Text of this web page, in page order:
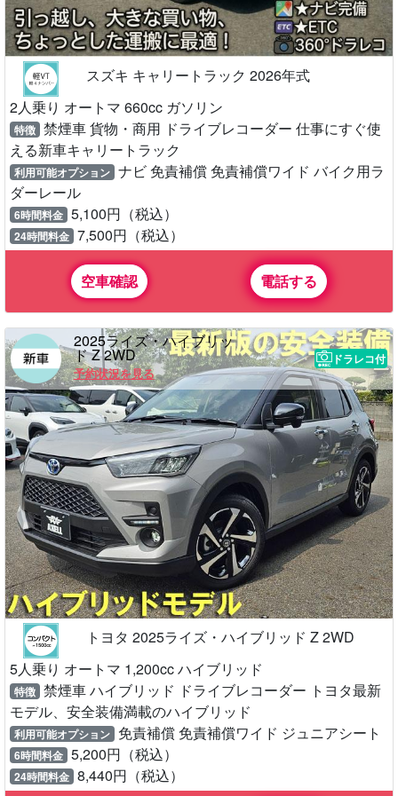
スズキ キャリートラック 2026年式
2人乗り オートマ 660cc ガソリン
特徴 禁煙車 貨物・商用 ドライブレコーダー 仕事にすぐ使
える新車キャリートラック
利用可能オプション ナビ 免責補償 免責補償ワイド バイク用ラ
ダーレール
6時間料金 5,100円（税込）
24時間料金 7,500円（税込）
空車確認 電話する
2025ライズ・ハイブリッ
ド Z 2WD
予約状況を見る
ドラレコ付
トヨタ 2025ライズ・ハイブリッド Z 2WD
5人乗り オートマ 1,200cc ハイブリッド
特徴 禁煙車 ハイブリッド ドライブレコーダー トヨタ最新
モデル、安全装備満載のハイブリッド
利用可能オプション 免責補償 免責補償ワイド ジュニアシート
6時間料金 5,200円（税込）
24時間料金 8,440円（税込）